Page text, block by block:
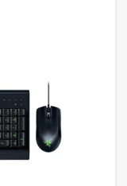
từ bàn phím
dàng điều
các trò